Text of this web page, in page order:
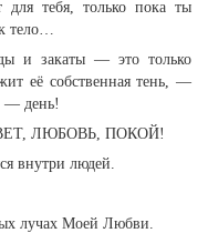
тебя, только пока ты
тело…
и закаты — это только
её собственная тень, —
— день!
ЛЮБОВЬ, ПОКОЙ!
внутри людей.
лучах Моей Любви.